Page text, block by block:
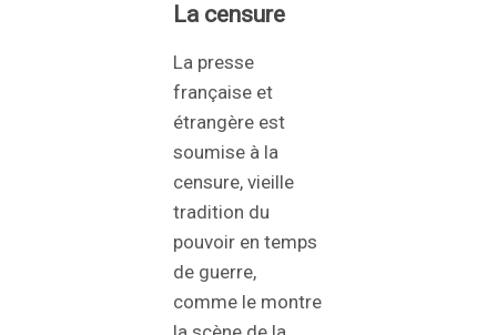
La censure
La presse
française et
étrangère est
soumise à la
censure, vieille
tradition du
pouvoir en temps
de guerre,
comme le montre